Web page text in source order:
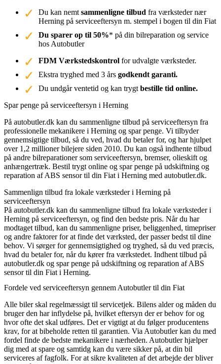
Du kan nemt sammenligne tilbud fra værksteder nær
Herning på serviceeftersyn m. stempel i bogen til din Fiat
Du sparer op til 50%* på din bilreparation og service
hos Autobutler
FDM Værkstedskontrol for udvalgte værksteder.
Ekstra tryghed med 3 års godkendt garanti.
Du undgår ventetid og kan trygt bestille tid online.
Spar penge på serviceeftersyn i Herning
På autobutler.dk kan du sammenligne tilbud på serviceeftersyn fra
professionelle mekanikere i Herning og spar penge. Vi tilbyder
gennemsigtige tilbud, så du ved, hvad du betaler for, og har hjulpet
over 1,2 millioner bilejere siden 2010. Du kan også indhente tilbud
på andre bilreparationer som serviceeftersyn, bremser, olieskift og
anhængertræk. Bestil trygt online og spar penge på udskiftning og
reparation af ABS sensor til din Fiat i Herning med autobutler.dk.
Sammenlign tilbud fra lokale værksteder i Herning på
serviceeftersyn
På autobutler.dk kan du sammenligne tilbud fra lokale værksteder i
Herning på serviceeftersyn, og find den bedste pris. Når du har
modtaget tilbud, kan du sammenligne priser, beliggenhed, timepriser
og andre faktorer for at finde det værksted, der passer bedst til dine
behov. Vi sørger for gennemsigtighed og tryghed, så du ved præcis,
hvad du betaler for, når du kører fra værkstedet. Indhent tilbud på
autobutler.dk og spar penge på udskiftning og reparation af ABS
sensor til din Fiat i Herning.
Fordele ved serviceeftersyn gennem Autobutler til din Fiat
Alle biler skal regelmæssigt til servicetjek. Bilens alder og måden du
bruger den har inflydelse på, hvilket eftersyn der er behov for og
hvor ofte det skal udføres. Det er vigtigt at du følger producentens
krav, for at bibeholde retten til garantien. Via Autobutler kan du med
fordel finde de bedste mekanikere i nærheden. Autobutler hjælper
dig med at spare og samtidg kan du være sikker på, at din bil
serviceres af fagfolk. For at sikre kvaliteten af det arbejde der bliver